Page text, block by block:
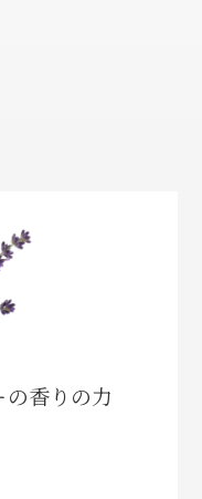
香りの力